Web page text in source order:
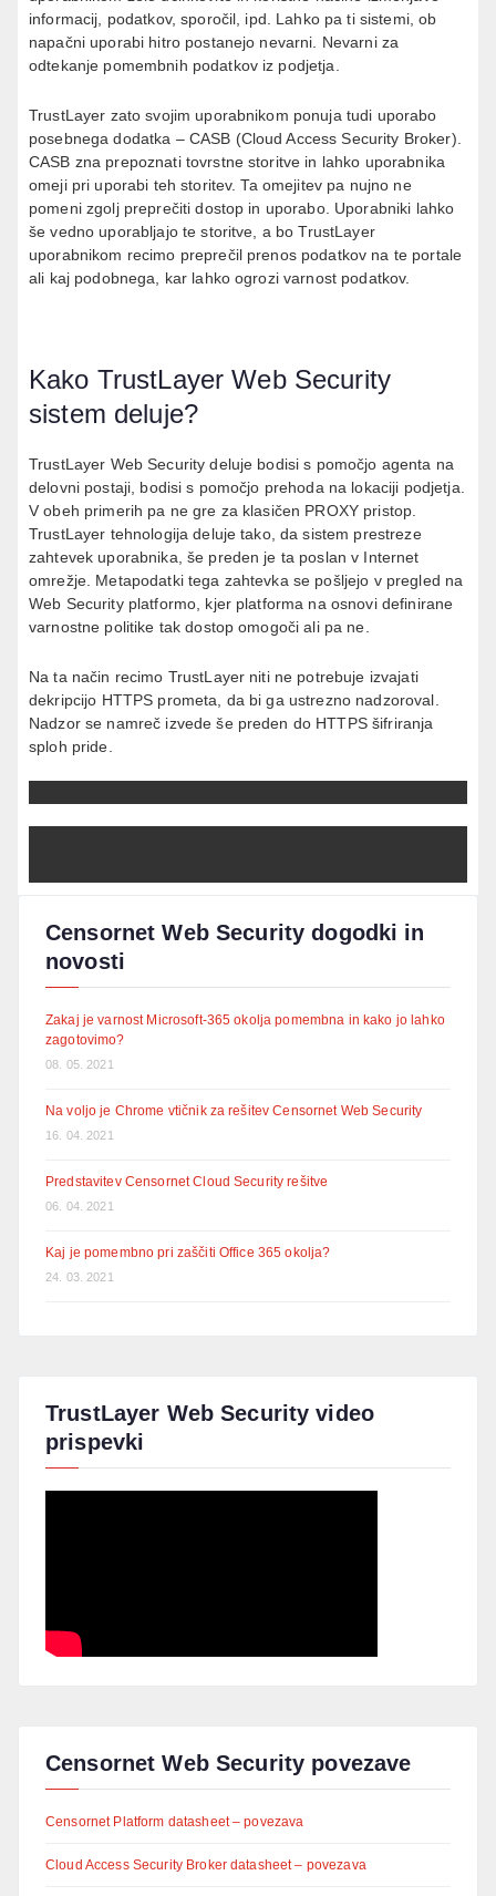
informacij, podatkov, sporočil, ipd. Lahko pa ti sistemi, ob
napačni uporabi hitro postanejo nevarni. Nevarni za
odtekanje pomembnih podatkov iz podjetja.
TrustLayer zato svojim uporabnikom ponuja tudi uporabo
posebnega dodatka – CASB (Cloud Access Security Broker).
CASB zna prepoznati tovrstne storitve in lahko uporabnika
omeji pri uporabi teh storitev. Ta omejitev pa nujno ne
pomeni zgolj preprečiti dostop in uporabo. Uporabniki lahko
še vedno uporabljajo te storitve, a bo TrustLayer
uporabnikom recimo preprečil prenos podatkov na te portale
ali kaj podobnega, kar lahko ogrozi varnost podatkov.
Kako TrustLayer Web Security
sistem deluje?
TrustLayer Web Security deluje bodisi s pomočjo agenta na
delovni postaji, bodisi s pomočjo prehoda na lokaciji podjetja.
V obeh primerih pa ne gre za klasičen PROXY pristop.
TrustLayer tehnologija deluje tako, da sistem prestreze
zahtevek uporabnika, še preden je ta poslan v Internet
omrežje. Metapodatki tega zahtevka se pošljejo v pregled na
Web Security platformo, kjer platforma na osnovi definirane
varnostne politike tak dostop omogoči ali pa ne.
Na ta način recimo TrustLayer niti ne potrebuje izvajati
dekripcijo HTTPS prometa, da bi ga ustrezno nadzoroval.
Nadzor se namreč izvede še preden do HTTPS šifriranja
sploh pride.
Censornet Web Security dogodki in
novosti
Zakaj je varnost Microsoft-365 okolja pomembna in kako jo lahko
zagotovimo?
08. 05. 2021
Na voljo je Chrome vtičnik za rešitev Censornet Web Security
16. 04. 2021
Predstavitev Censornet Cloud Security rešitve
06. 04. 2021
Kaj je pomembno pri zaščiti Office 365 okolja?
24. 03. 2021
TrustLayer Web Security video
prispevki
Censornet Web Security povezave
Censornet Platform datasheet – povezava
Cloud Access Security Broker datasheet – povezava